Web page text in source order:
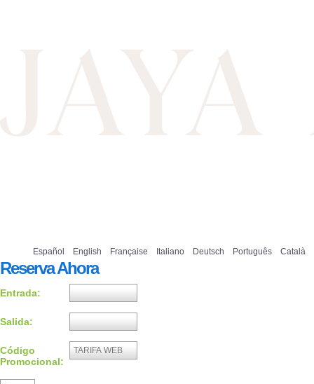
Español English Française Italiano Deutsch Português Català
Reserva Ahora
Entrada:
Salida:
Código
Promocional: